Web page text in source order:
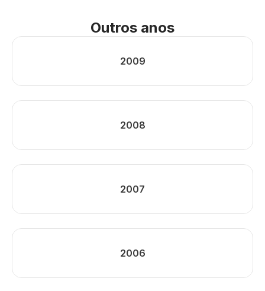
Outros anos
2009
2008
2007
2006